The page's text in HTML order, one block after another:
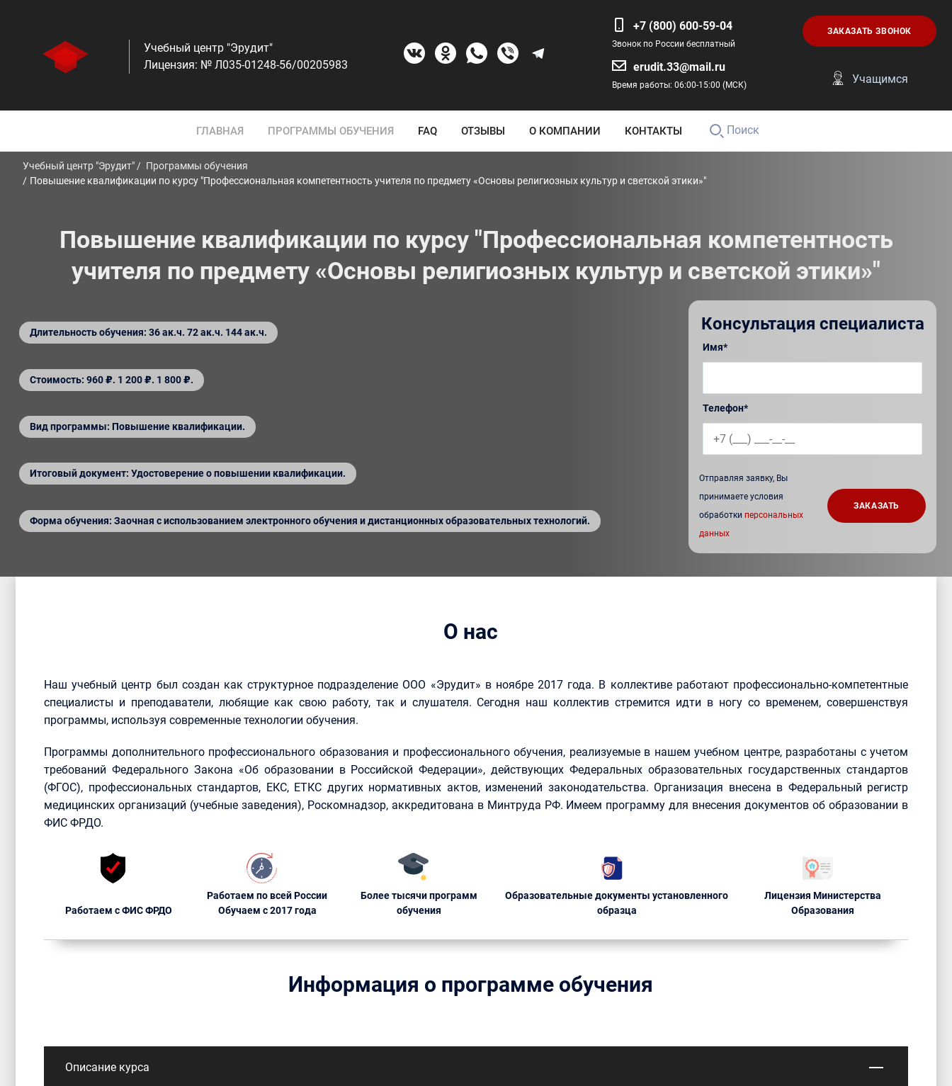
Учебный центр "Эрудит"
Лицензия: № Л035-01248-56/00205983
+7 (800) 600-59-04
Звонок по России бесплатный
erudit.33@mail.ru
Время работы: 06:00-15:00 (МСК)
ЗАКАЗАТЬ ЗВОНОК
Учащимся
ГЛАВНАЯ ПРОГРАММЫ ОБУЧЕНИЯ FAQ ОТЗЫВЫ О КОМПАНИИ КОНТАКТЫ Поиск
Учебный центр "Эрудит"
Программы обучения
Повышение квалификации по курсу "Профессиональная компетентность учителя по предмету «Основы религиозных культур и светской этики»"
Повышение квалификации по курсу "Профессиональная компетентность
учителя по предмету «Основы религиозных культур и светской этики»"
Длительность обучения: 36 ак.ч. 72 ак.ч. 144 ак.ч.
Стоимость: 960 ₽. 1 200 ₽. 1 800 ₽.
Вид программы: Повышение квалификации.
Итоговый документ: Удостоверение о повышении квалификации.
Форма обучения: Заочная с использованием электронного обучения и дистанционных образовательных технологий.
Консультация специалиста
Имя*
Телефон*
Отправляя заявку, Вы
принимаете условия
обработки персональных
данных
О нас
Наш учебный центр был создан как структурное подразделение ООО «Эрудит» в ноябре 2017 года. В коллективе работают профессионально-компетентные
специалисты и преподаватели, любящие как свою работу, так и слушателя. Сегодня наш коллектив стремится идти в ногу со временем, совершенствуя
программы, используя современные технологии обучения.
Программы дополнительного профессионального образования и профессионального обучения, реализуемые в нашем учебном центре, разработаны с учетом
требований Федерального Закона «Об образовании в Российской Федерации», действующих Федеральных образовательных государственных стандартов
(ФГОС), профессиональных стандартов, ЕКС, ЕТКС других нормативных актов, изменений законодательства. Организация внесена в Федеральный регистр
медицинских организаций (учебные заведения), Роскомнадзор, аккредитована в Минтруда РФ. Имеем программу для внесения документов об образовании в
ФИС ФРДО.
Работаем с ФИС ФРДО
Работаем по всей России
Обучаем с 2017 года
Более тысячи программ
обучения
Образовательные документы установленного
образца
Лицензия Министерства
Образования
Информация о программе обучения
Описание курса